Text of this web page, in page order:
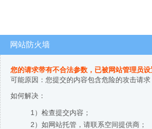
网站防火墙
您的请求带有不合法参数，已被网站管理员设
可能原因：您提交的内容包含危险的攻击请求
如何解决：
1）检查提交内容；
2）如网站托管，请联系空间提供商；